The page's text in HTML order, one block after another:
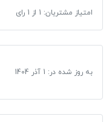
تبدیل سوکت شارژر آیفون به
امتیاز مشتریان: 1 از 1 رای
به روز شده در: 1 آذر 1404